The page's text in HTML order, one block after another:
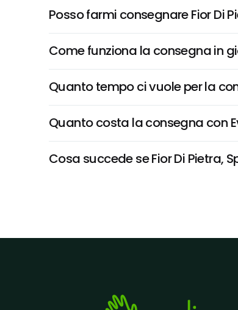
Posso farmi consegnare Fior Di
Come funziona la consegna in
Quanto tempo ci vuole per la
Quanto costa la consegna con
Cosa succede se Fior Di Pietra,